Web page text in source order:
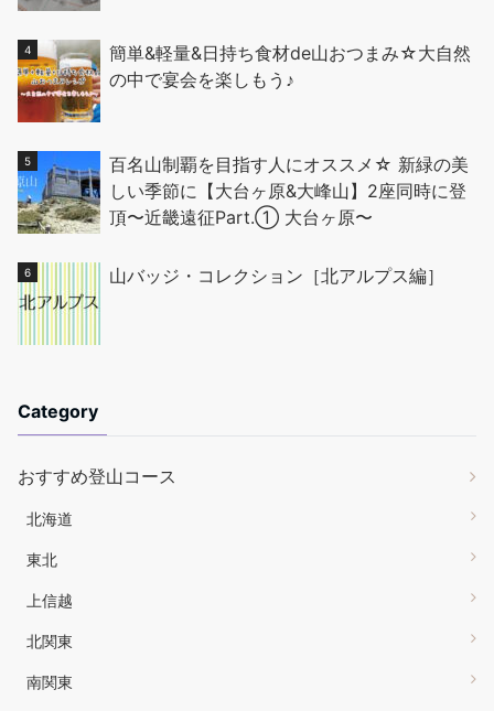
簡単&軽量&日持ち食材de山おつまみ☆大自然
の中で宴会を楽しもう♪
百名山制覇を目指す人にオススメ☆ 新緑の美
しい季節に【大台ヶ原&大峰山】2座同時に登
頂〜近畿遠征Part.① 大台ヶ原〜
山バッジ・コレクション［北アルプス編］
Category
おすすめ登山コース
北海道
東北
上信越
北関東
南関東